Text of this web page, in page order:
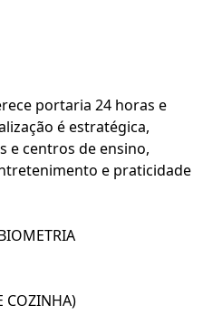
portaria 24 horas e
é estratégica,
e centros de ensino,
e praticidade
COZINHA)